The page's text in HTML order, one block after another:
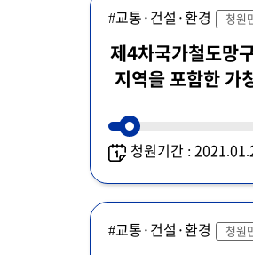
#교통·건설·환경 청원
제4차국가철도망
지역을 포함한 가
청원기간 :
#교통·건설·환경 청원